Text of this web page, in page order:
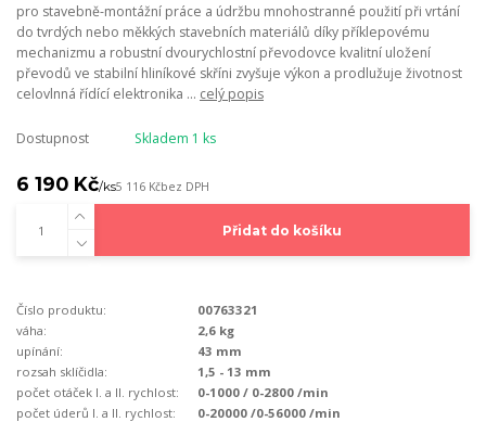
pro stavebně-montážní práce a údržbu mnohostranné použití při vrtání
do tvrdých nebo měkkých stavebních materiálů díky příklepovému
mechanizmu a robustní dvourychlostní převodovce kvalitní uložení
převodů ve stabilní hliníkové skříni zvyšuje výkon a prodlužuje životnost
celovlnná řídící elektronika ... celý popis
Dostupnost Skladem 1 ks
6 190 Kč/ks5 116 Kčbez DPH
Přidat do košíku
Číslo produktu:
00763321
váha:
2,6 kg
upínání:
43 mm
rozsah sklíčidla:
1,5 - 13 mm
počet otáček I. a II. rychlost:
0-1000 / 0-2800 /min
počet úderů I. a II. rychlost:
0-20000 /0-56000 /min